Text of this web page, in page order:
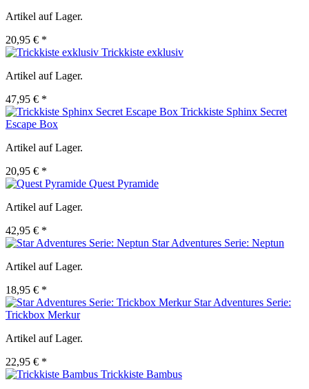
Artikel auf Lager.
20,95 € *
Trickkiste exklusiv
Artikel auf Lager.
47,95 € *
Trickkiste Sphinx Secret
Escape Box
Artikel auf Lager.
20,95 € *
Quest Pyramide
Artikel auf Lager.
42,95 € *
Star Adventures Serie: Neptun
Artikel auf Lager.
18,95 € *
Star Adventures Serie:
Trickbox Merkur
Artikel auf Lager.
22,95 € *
Trickkiste Bambus